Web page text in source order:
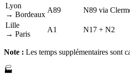
Lyon
→ Bordeaux
A89 N89 via
Lille
→ Paris
A1 N17 + N2
Note : Les temps supplémentaires sont
🏭